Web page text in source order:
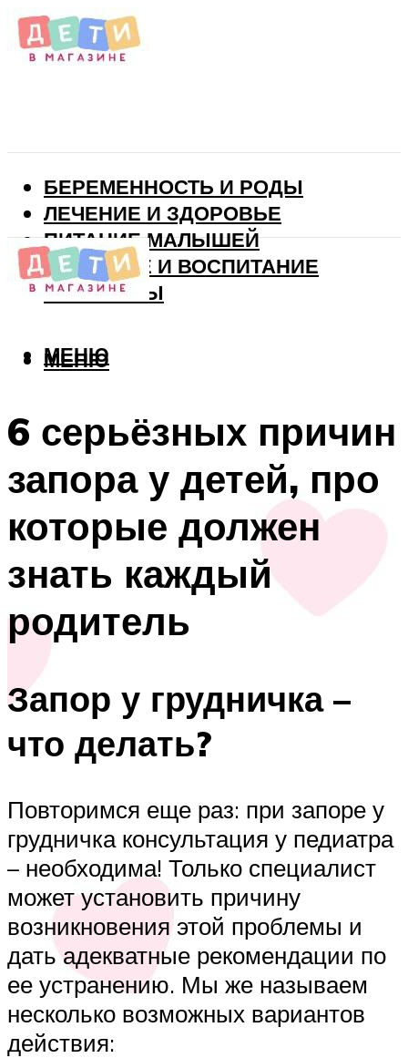
БЕРЕМЕННОСТЬ И РОДЫ
ЛЕЧЕНИЕ И ЗДОРОВЬЕ
ПИТАНИЕ МАЛЫШЕЙ
РАЗВИТИЕ И ВОСПИТАНИЕ
ВИТАМИНЫ
МЕНЮ
МЕНЮ
6 серьёзных причин
запора у детей, про
которые должен
знать каждый
родитель
Запор у грудничка –
что делать?
Повторимся еще раз: при запоре у
грудничка консультация у педиатра
– необходима! Только специалист
может установить причину
возникновения этой проблемы и
дать адекватные рекомендации по
ее устранению. Мы же называем
несколько возможных вариантов
действия: